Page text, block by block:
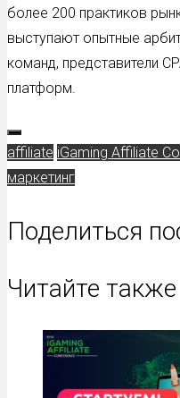
более 200 практиков
выступают опытные
команд, представители
платформ.
affiliate iGaming Affiliate
маркетинг
Поделиться
Читайте также